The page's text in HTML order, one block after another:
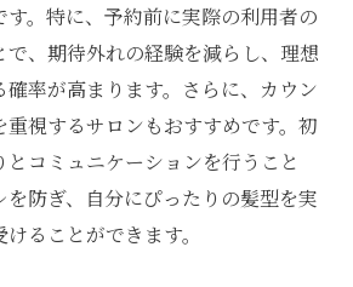
。特に、予約前に実際の利用者の
で、期待外れの経験を減らし、理想
確率が高まります。さらに、カウン
視するサロンもおすすめです。初
コミュニケーションを行うこと
防ぎ、自分にぴったりの髪型を実
ることができます。